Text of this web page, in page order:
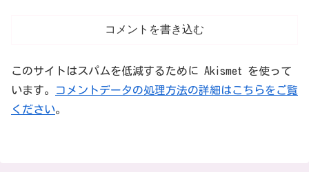
コメントを書き込む
このサイトはスパムを低減するために Akismet を使って
います。
コメントデータの処理方法の詳細はこちらをご覧
ください。